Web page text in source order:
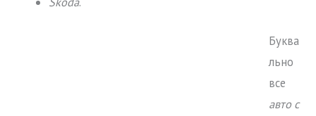
Буква
льно
все
авто с